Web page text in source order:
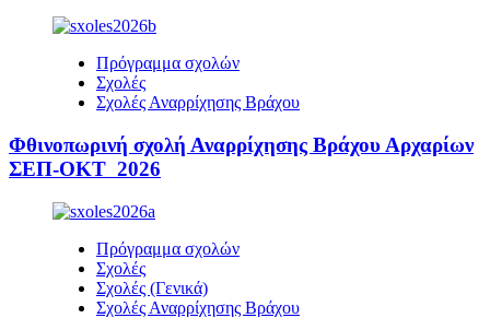
Πρόγραμμα σχολών
Σχολές
Σχολές Αναρρίχησης Βράχου
Φθινοπωρινή σχολή Αναρρίχησης Βράχου Αρχαρίων
ΣΕΠ-ΟΚΤ 2026
Πρόγραμμα σχολών
Σχολές
Σχολές (Γενικά)
Σχολές Αναρρίχησης Βράχου